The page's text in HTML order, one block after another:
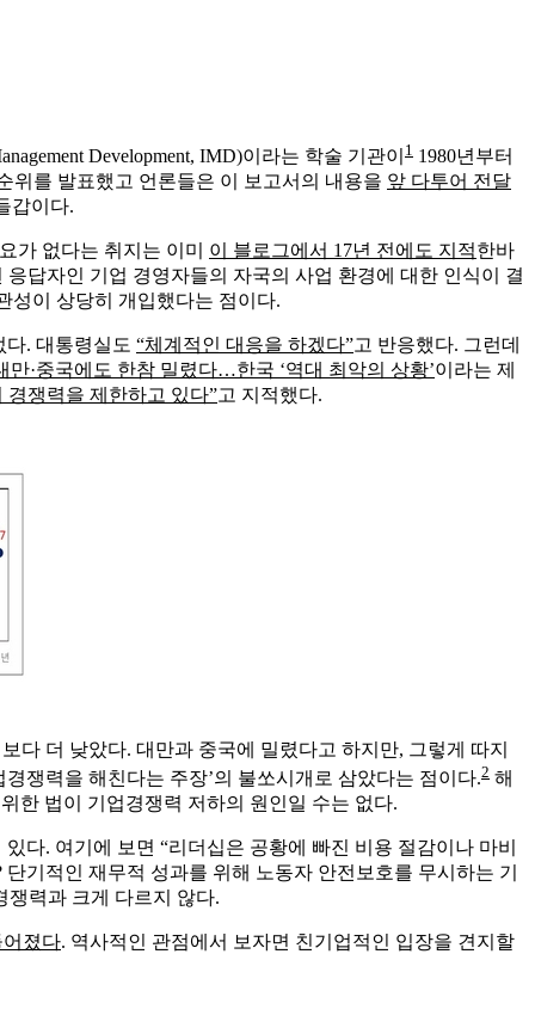
Development, IMD)이라는 학술 기관이 1 1980년부터
위를 발표했고 언론들은 이 보고서의 내용을 앞 다투어 전달
갑이다.
가 없다는 취지는 이미 이 블로그에서 17년 전에도 지적한바
답자인 기업 경영자들의 자국의 사업 환경에 대한 인식이 결
성이 상당히 개입했다는 점이다.
. 대통령실도 “체계적인 대응을 하겠다”고 반응했다. 그런데
만·중국에도 한참 밀렸다…한국 ‘역대 최악의 상황’이라는 제
경쟁력을 제한하고 있다”고 지적했다.
다 더 낮았다. 대만과 중국에 밀렸다고 하지만, 그렇게 따지
쟁력을 해친다는 주장’의 불쏘시개로 삼았다는 점이다.2 해
한 법이 기업경쟁력 저하의 원인일 수는 없다.
다. 여기에 보면 “리더십은 공황에 빠진 비용 절감이나 마비
단기적인 재무적 성과를 위해 노동자 안전보호를 무시하는 기
쟁력과 크게 다르지 않다.
졌다. 역사적인 관점에서 보자면 친기업적인 입장을 견지할